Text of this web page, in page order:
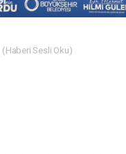
(Haberi Sesli Oku)